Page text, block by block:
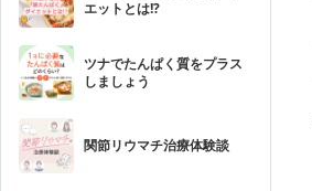
エットとは!?
ツナでたんぱく質をプラス
しましょう
関節リウマチ治療体験談